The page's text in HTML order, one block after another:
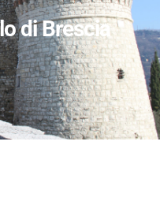
di Brescia